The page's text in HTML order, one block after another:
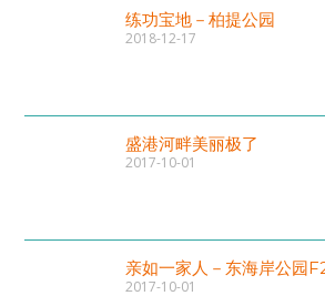
练功宝地－柏提公园
2018-12-17
盛港河畔美丽极了
2017-10-01
亲如一家人－东海岸公园
2017-10-01